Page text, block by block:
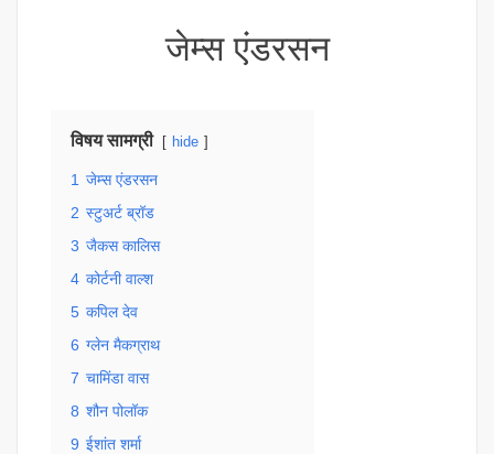
जेम्स एंडरसन
विषय सामग्री hide
1 जेम्स एंडरसन
2 स्टुअर्ट ब्रॉड
3 जैकस कालिस
4 कोर्टनी वाल्श
5 कपिल देव
6 ग्लेन मैकग्राथ
7 चामिंडा वास
8 शौन पोलॉक
9 ईशांत शर्मा